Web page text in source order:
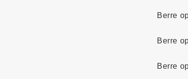
Berre
Berre
Berre